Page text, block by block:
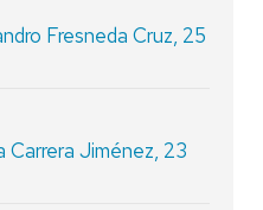
Fresneda Cruz, 25
Carrera Jiménez, 23